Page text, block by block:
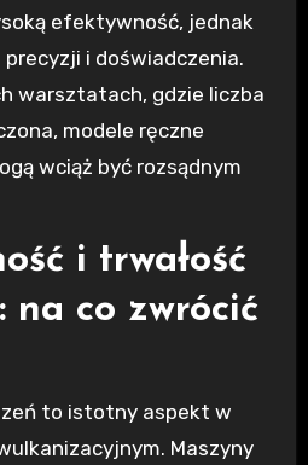
efektywność, jednak
i doświadczenia.
warsztatach, gdzie liczba
modele ręczne
wciąż być rozsądnym
i trwałość
na co zwrócić
to istotny aspekt w
Maszyny